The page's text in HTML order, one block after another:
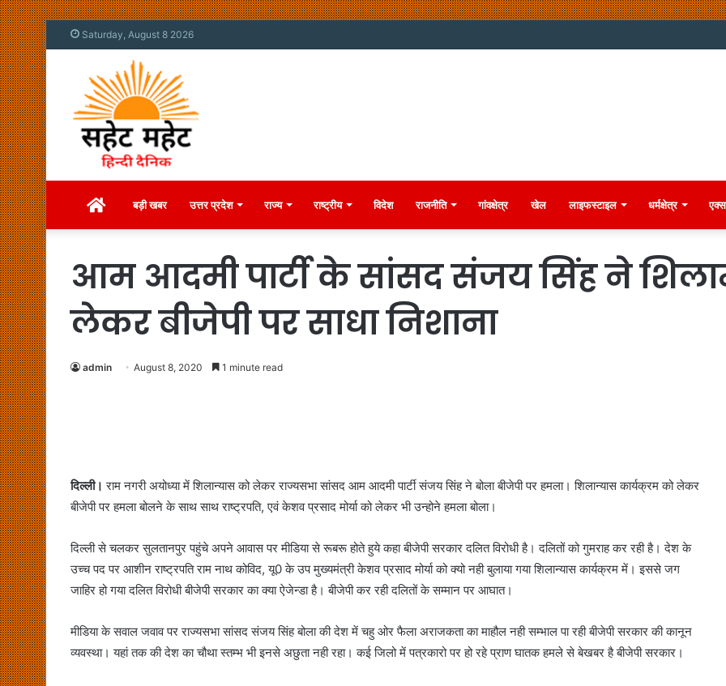
Saturday, August 8 2026
Homeबड़ी खबर उत्तर प्रदेश राज्य राष्ट्रीय विदेश राजनीति गांवक्षेत्र खेल लाइफस्टाइल धर्मक्षेत्र
आम आदमी पार्टी के सांसद संजय सिंह ने
लेकर बीजेपी पर साधा निशाना
admin August 8, 2020 1 minute read
दिल्ली।राम नगरी अयोध्या में शिलान्यास को लेकर राज्यसभा सांसद आम आदमी पार्टी संजय सिंह ने बोला बीजेपी पर हमला। शिलान्यास कार्यक्रम को लेकर
बीजेपी पर हमला बोलने के साथ साथ राष्ट्रपति, एवं केशव प्रसाद मोर्या को लेकर भी उन्होने हमला बोला।
दिल्ली से चलकर सुलतानपुर पहुंचे अपने आवास पर मीडिया से रूबरू होते हुये कहा बीजेपी सरकार दलित विरोधी है। दलितों को गुमराह कर रही है। देश के
उच्च पद पर आशीन राष्ट्रपति राम नाथ कोविद, यू0 के उप मुख्यमंत्री केशव प्रसाद मोर्या को क्यो नही बुलाया गया शिलान्यास कार्यक्रम में। इससे जग
जाहिर हो गया दलित विरोधी बीजेपी सरकार का क्या ऐजेन्डा है। बीजेपी कर रही दलितों के सम्मान पर आघात।
मीडिया के सवाल जवाव पर राज्यसभा सांसद संजय सिंह बोला की देश में चहु ओर फैला अराजकता का माहौल नही सम्भाल पा रही बीजेपी सरकार की कानून
व्यवस्था। यहां तक की देश का चौथा स्तम्भ भी इनसे अछुता नही रहा। कई जिलो में पत्रकारो पर हो रहे प्राण घातक हमले से बेखबर है बीजेपी सरकार।